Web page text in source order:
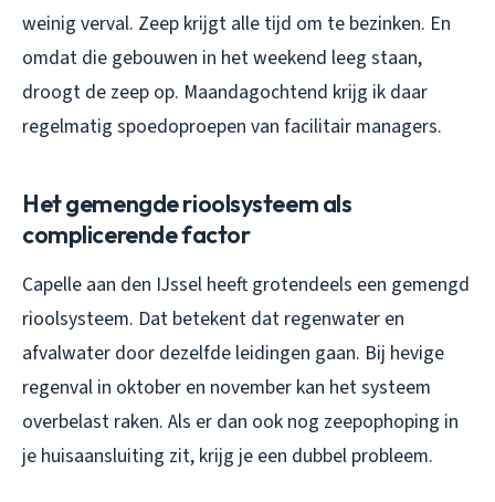
weinig verval. Zeep krijgt alle tijd om te bezinken. En
omdat die gebouwen in het weekend leeg staan,
droogt de zeep op. Maandagochtend krijg ik daar
regelmatig spoedoproepen van facilitair managers.
Het gemengde rioolsysteem als
complicerende factor
Capelle aan den IJssel heeft grotendeels een gemengd
rioolsysteem. Dat betekent dat regenwater en
afvalwater door dezelfde leidingen gaan. Bij hevige
regenval in oktober en november kan het systeem
overbelast raken. Als er dan ook nog zeepophoping in
je huisaansluiting zit, krijg je een dubbel probleem.